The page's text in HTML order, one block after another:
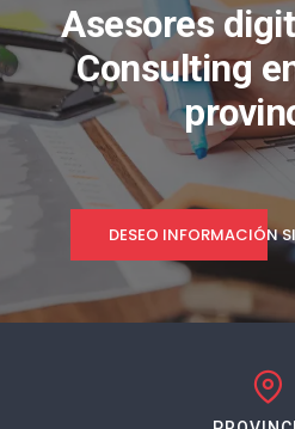
Asesores
Consulting
DESEO INFORMACIÓN